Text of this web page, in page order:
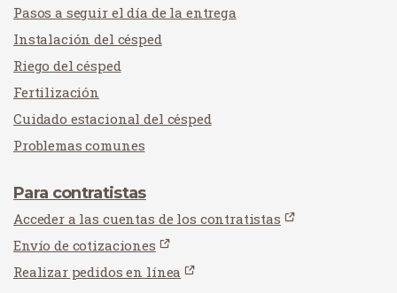
Pasos a seguir el día de la entrega
Instalación del césped
Riego del césped
Fertilización
Cuidado estacional del césped
Problemas comunes
Para contratistas
Acceder a las cuentas de los contratistas
Envío de cotizaciones
Realizar pedidos en línea